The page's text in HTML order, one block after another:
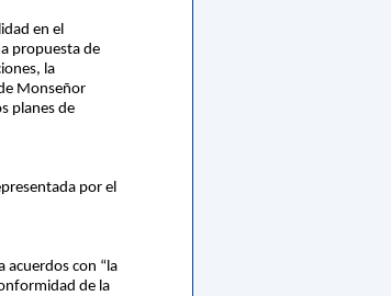
en el
propuesta de
la
Monseñor
planes de
por el
acuerdos con “la
de la